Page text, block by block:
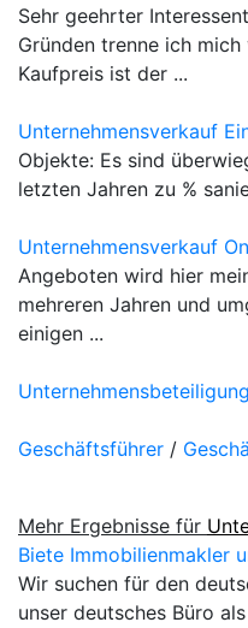
Sehr geehrter
Gründen trenne ich
Kaufpreis ist der ...
Unternehmensverkauf
Objekte: Es sind
letzten Jahren zu %
Unternehmensverkauf
Angeboten wird hier
mehreren Jahren und
einigen ...
Geschäftsführer /
Mehr Ergebnisse für
Biete Immobilienmakler
Wir suchen für den
unser deutsches Büro